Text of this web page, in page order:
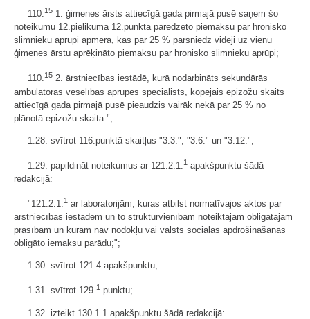
110.15 1. ģimenes ārsts attiecīgā gada pirmajā pusē saņem šo
noteikumu 12.pielikuma 12.punktā paredzēto piemaksu par hronisko
slimnieku aprūpi apmērā, kas par 25 % pārsniedz vidēji uz vienu
ģimenes ārstu aprēķināto piemaksu par hronisko slimnieku aprūpi;
110.15 2. ārstniecības iestādē, kurā nodarbināts sekundārās
ambulatorās veselības aprūpes speciālists, kopējais epizožu skaits
attiecīgā gada pirmajā pusē pieaudzis vairāk nekā par 25 % no
plānotā epizožu skaita.";
1.28. svītrot 116.punktā skaitļus "3.3.", "3.6." un "3.12.";
1.29. papildināt noteikumus ar 121.2.1. 1 apakšpunktu šādā
redakcijā:
"121.2.1.1 ar laboratorijām, kuras atbilst normatīvajos aktos par
ārstniecības iestādēm un to struktūrvienībām noteiktajām obligātajām
prasībām un kurām nav nodokļu vai valsts sociālās apdrošināšanas
obligāto iemaksu parādu;";
1.30. svītrot 121.4.apakšpunktu;
1.31. svītrot 129.1 punktu;
1.32. izteikt 130.1.1.apakšpunktu šādā redakcijā: